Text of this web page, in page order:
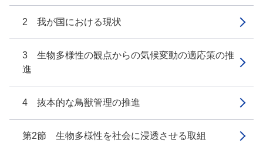
2 我が国における現状
3 生物多様性の観点からの気候変動の適応策の推
進
4 抜本的な鳥獣管理の推進
第2節 生物多様性を社会に浸透させる取組